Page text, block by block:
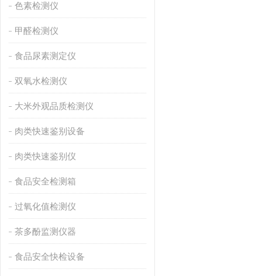
色素检测仪
甲醛检测仪
食品尿素测定仪
双氧水检测仪
大米外观品质检测仪
肉类快速鉴别设备
肉类快速鉴别仪
食品安全检测箱
过氧化值检测仪
茶多酚监测仪器
食品安全快检设备